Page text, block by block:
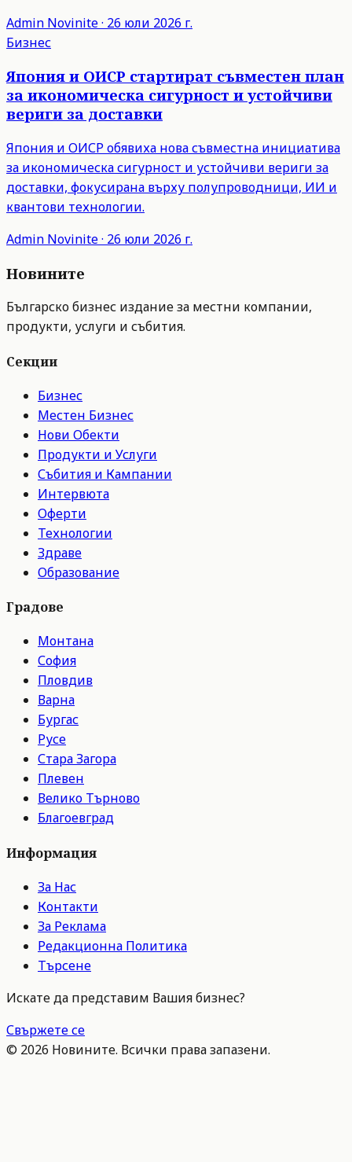
Admin Novinite· 26 юли 2026 г.
Бизнес
Япония и ОИСР стартират съвместен план
за икономическа сигурност и устойчиви
вериги за доставки
Япония и ОИСР обявиха нова съвместна инициатива
за икономическа сигурност и устойчиви вериги за
доставки, фокусирана върху полупроводници, ИИ и
квантови технологии.
Admin Novinite· 26 юли 2026 г.
Новините
Българско бизнес издание за местни компании,
продукти, услуги и събития.
Секции
Бизнес
Местен Бизнес
Нови Обекти
Продукти и Услуги
Събития и Кампании
Интервюта
Оферти
Технологии
Здраве
Образование
Градове
Монтана
София
Пловдив
Варна
Бургас
Русе
Стара Загора
Плевен
Велико Търново
Благоевград
Информация
За Нас
Контакти
За Реклама
Редакционна Политика
Търсене
Искате да представим Вашия бизнес?
Свържете се
© 2026 Новините. Всички права запазени.